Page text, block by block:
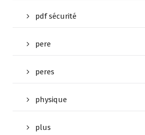
pdf sécurité
pere
peres
physique
plus